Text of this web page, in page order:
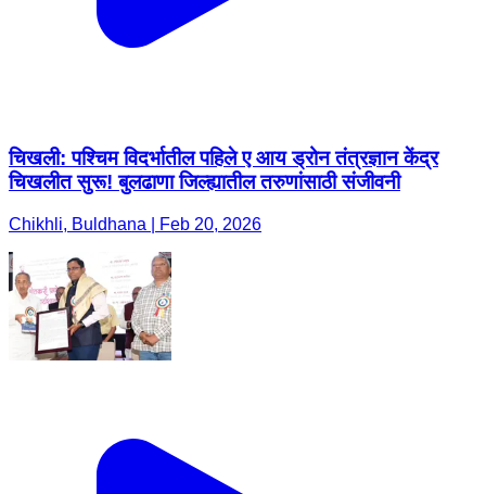
चिखली: पश्चिम विदर्भातील पहिले ए आय ड्रोन तंत्रज्ञान केंद्र
चिखलीत सुरू! बुलढाणा जिल्ह्यातील तरुणांसाठी संजीवनी
Chikhli, Buldhana | Feb 20, 2026